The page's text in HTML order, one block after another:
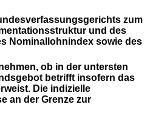
zum
und des
Nominallohnindex sowie des
ob in der untersten
betrifft insofern das
Die indizielle
an der Grenze zur